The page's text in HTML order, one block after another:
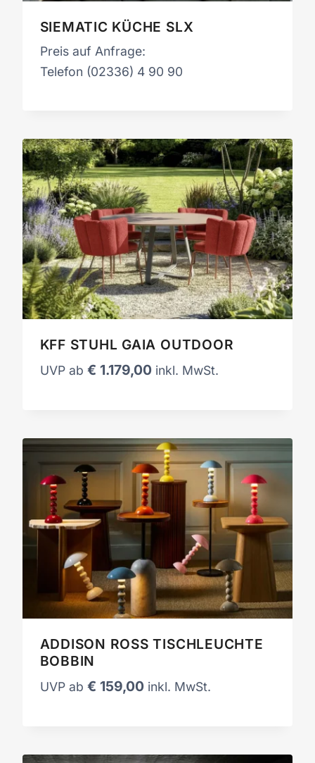
SIEMATIC KÜCHE SLX
Preis auf Anfrage:
Telefon (02336) 4 90 90
KFF STUHL GAIA OUTDOOR
UVP ab € 1.179,00 inkl. MwSt.
ADDISON ROSS TISCHLEUCHTE
BOBBIN
UVP ab € 159,00 inkl. MwSt.